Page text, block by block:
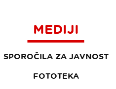
MEDIJI
SPOROČILA ZA JAVNOST
FOTOTEKA